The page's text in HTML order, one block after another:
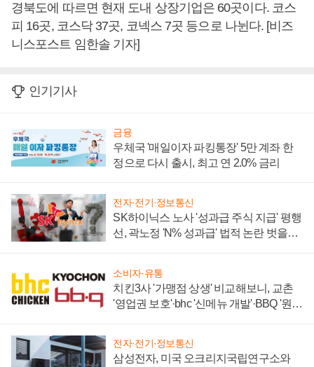
경북도에 따르면 현재 도내 상장기업은 60곳이다. 코스
피 16곳, 코스닥 37곳, 코넥스 7곳 등으로 나뉜다. [비즈
니스포스트 임한솔 기자]
인기기사
금융
우체국 '매일이자 파킹통장' 5만 계좌 한
정으로 다시 출시, 최고 연 2.0% 금리
전자·전기·정보통신
SK하이닉스 노사 '성과급 주식 지급' 평행
선, 곽노정 'N% 성과급' 법적 논란 벗을지
소비자·유통
치킨3사 '가맹점 상생' 비교해보니, 교촌
'영업권 보호'·bhc '신메뉴 개발'·BBQ '원가
전자·전기·정보통신
삼성전자, 미국 오크리지국립연구소와